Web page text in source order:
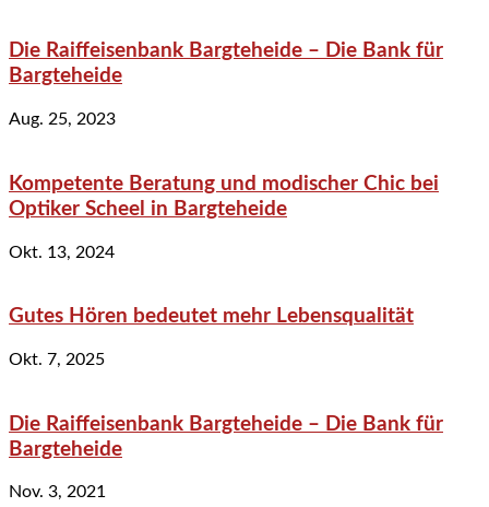
Die Raiffeisenbank Bargteheide – Die Bank für
Bargteheide
Aug. 25, 2023
Kompetente Beratung und modischer Chic bei
Optiker Scheel in Bargteheide
Okt. 13, 2024
Gutes Hören bedeutet mehr Lebensqualität
Okt. 7, 2025
Die Raiffeisenbank Bargteheide – Die Bank für
Bargteheide
Nov. 3, 2021